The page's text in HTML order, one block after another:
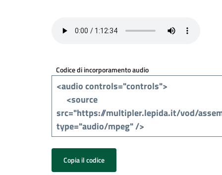
Codice di incorporamento audio
Copia il codice